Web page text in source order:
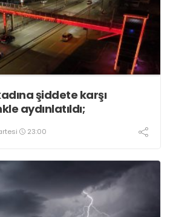
şiddete karşı
aydınlatıldı;
23:00